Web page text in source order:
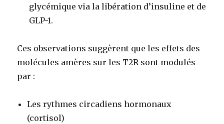
glycémique via la libération d’insuline et de
GLP-1.
Ces observations suggèrent que les effets des
molécules amères sur les T2R sont modulés
par :
Les rythmes circadiens hormonaux
(cortisol)